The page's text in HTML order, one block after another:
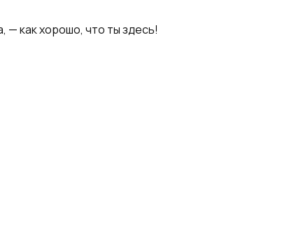
— как хорошо, что ты здесь!